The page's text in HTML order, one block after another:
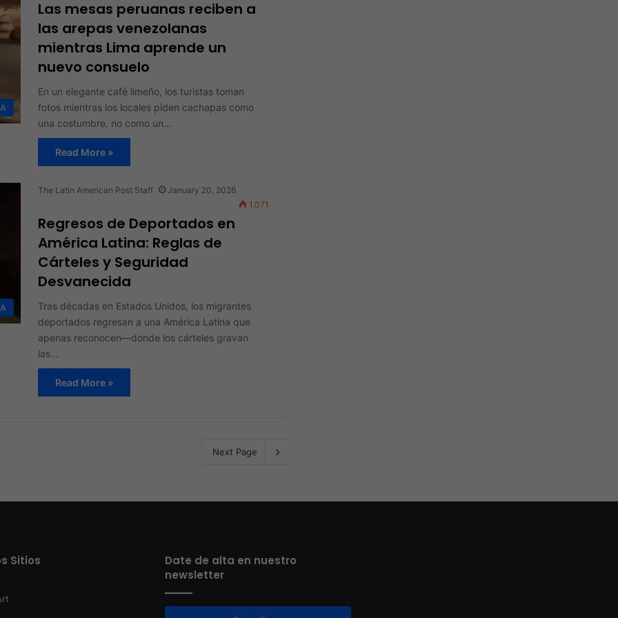
Las mesas peruanas reciben a
las arepas venezolanas
mientras Lima aprende un
nuevo consuelo
En un elegante café limeño, los turistas toman
fotos mientras los locales piden cachapas como
una costumbre, no como un…
Read More »
The Latin American Post Staff
January 20, 2026
1,071
Regresos de Deportados en
América Latina: Reglas de
Cárteles y Seguridad
Desvanecida
Tras décadas en Estados Unidos, los migrantes
deportados regresan a una América Latina que
apenas reconocen—donde los cárteles gravan
las…
Read More »
Next Page
Sitios
Date de alta en nuestro
newsletter